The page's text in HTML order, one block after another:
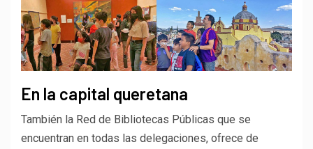
En la capital queretana
También la Red de Bibliotecas Públicas que se
encuentran en todas las delegaciones, ofrece de